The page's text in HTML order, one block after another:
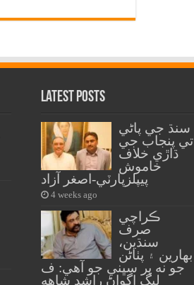
Latest Posts
سنڌ جي پاڻي
تي پنجاب جي
ڌاڙي خلاف
خاموش
پيپلزپارٽي-اصغر آزاد
4 weeks ago
ڪراچي
صرف
سنڌين،
بهارين ۽ پٺاڻن
جو نه پر سڀني جو آهي: ف
ليگ اڳواڻ راشد شاهه